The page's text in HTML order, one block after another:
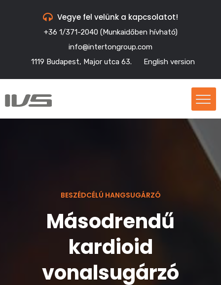
Vegye fel velünk a kapcsolatot!
+36 1/371-2040 (Munkaidőben hívható)
info@intertongroup.com
1119 Budapest, Major utca 63.
English version
BESZÉDCÉLÚ HANGSUGÁRZÓ
Másodrendű
kardioid
vonalsugárzó